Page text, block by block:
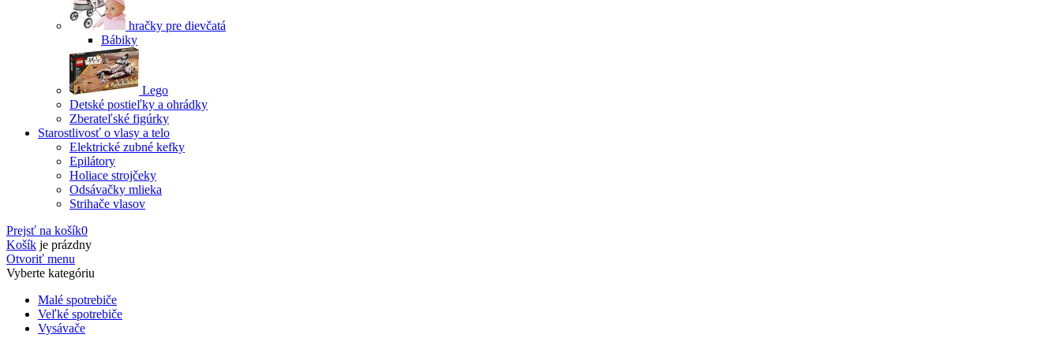
hračky pre dievčatá
Bábiky
Lego
Detské postieľky a ohrádky
Zberateľské figúrky
Starostlivosť o vlasy a telo
Elektrické zubné kefky
Epilátory
Holiace strojčeky
Odsávačky mlieka
Strihače vlasov
Prejsť na košík0
Košík je prázdny
Otvoriť menu
Vyberte kategóriu
Malé spotrebiče
Veľké spotrebiče
Vysávače